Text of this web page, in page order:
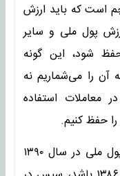
است که باید ارزش
پول ملی و سایر
شود، این گونه
آن را می‌شماریم نه
معاملات استفاده
حفظ کنیم.
به گفته فرزین، لایحه حذف صفر از پول ملی در سال ۱۳۹۰